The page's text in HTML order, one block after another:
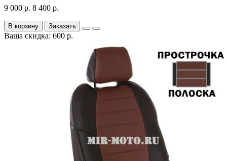
9 000 р. 8 400 р.
В корзину Заказать
Ваша скидка: 600 р.